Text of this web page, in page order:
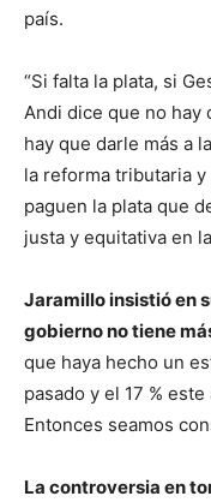
país.
“Si falta la plata, si
Andi dice que no hay
hay que darle más a
la reforma tributaria
paguen la plata que
justa y equitativa en
Jaramillo insistió en
gobierno no tiene
que haya hecho un
pasado y el 17 %
Entonces seamos
La controversia en